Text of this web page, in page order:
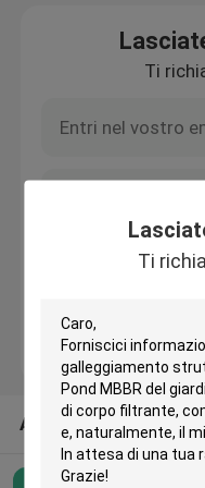
Ti
Giro della fabbrica
Controllo di qualità
Richieda una
Medi filtranti MBBR
Bio- media di MBBR
Ti
ALTRE CATEGORIE